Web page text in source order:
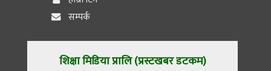
सम्पर्क
शिक्षा मिडिया प्रालि (प्रस्टखबर डटकम)